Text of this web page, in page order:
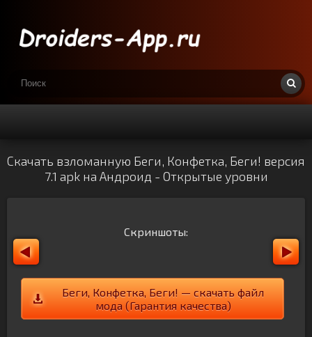
Скачать взломанную Беги, Конфетка, Беги! версия
7.1 apk на Андроид - Открытые уровни
Скриншоты:
Беги, Конфетка, Беги! — скачать файл
мода (Гарантия качества)